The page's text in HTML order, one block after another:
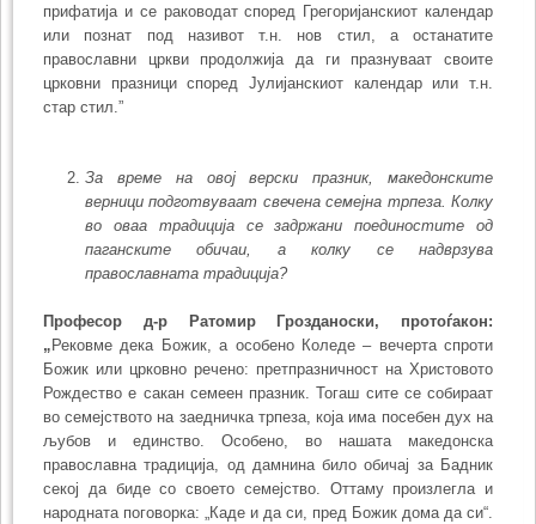
прифатија и се раководат според Грегоријанскиот календар
или познат под називот т.н. нов стил, а останатите
православни цркви продолжија да ги празнуваат своите
црковни празници според Јулијанскиот календар или т.н.
стар стил.”
За време на овој верски празник, македонските
верници подготву­ваат свечена семејна трпеза. Колку
во оваа традиција се задржани поеди­нос­тите од
паганските обичаи, а колку се надврзува
православната тра­ди­ција?
Професор д-р Ратомир Грозданоски, протоѓакон:
„ Рековме дека Божик, а особено Коледе – вечерта спроти
Божик или црковно речено: претпразничност на Христовото
Рождество е сакан семеен праз­ник. Тогаш сите се собираат
во семејството на заедничка трпеза, која има посебен дух на
љубов и единство. Особено, во нашата македонска
православна традиција, од дам­нина било обичај за Бадник
секој да биде со своето семејство. Оттаму произ­легла и
народната поговорка: „Каде и да си, пред Божик дома да си“.